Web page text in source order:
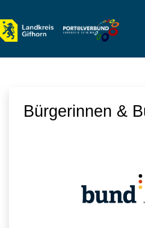
Bürgerinnen &